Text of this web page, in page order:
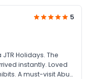
5
Holidays. The
instantly. Loved
A must-visit Abu